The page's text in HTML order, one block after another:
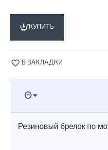
КУПИТЬ
В ЗАКЛАДКИ
Резиновый брелок по